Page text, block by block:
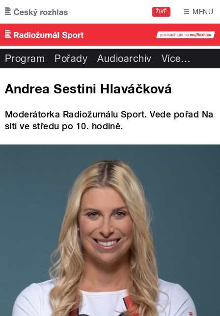
Přejít k hlavnímu obsahu
ŽIVĚ MENU
Program Pořady Audioarchiv Více…
Andrea Sestini Hlaváčková
Moderátorka Radiožurnálu Sport. Vede pořad Na
síti ve středu po 10. hodině.